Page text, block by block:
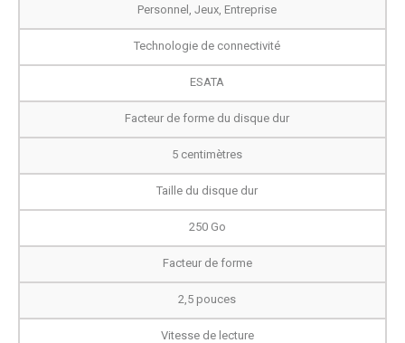
Personnel, Jeux, Entreprise
Technologie de connectivité
ESATA
Facteur de forme du disque dur
5 centimètres
Taille du disque dur
250 Go
Facteur de forme
2,5 pouces
Vitesse de lecture